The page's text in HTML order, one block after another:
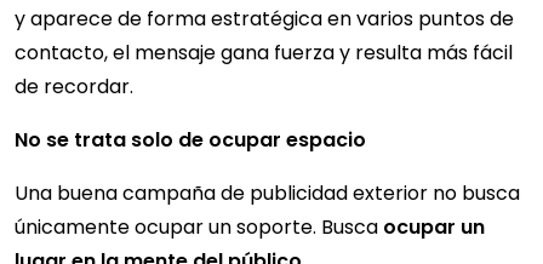
y aparece de forma estratégica en varios puntos de
contacto, el mensaje gana fuerza y resulta más fácil
de recordar.
No se trata solo de ocupar espacio
Una buena campaña de publicidad exterior no busca
únicamente ocupar un soporte. Busca ocupar un